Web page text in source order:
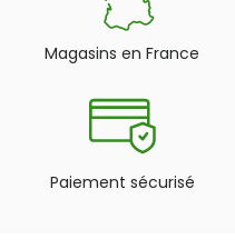
Magasins en France
Paiement sécurisé